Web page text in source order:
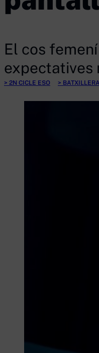
El cos
expectatives
2N CICLE ESO